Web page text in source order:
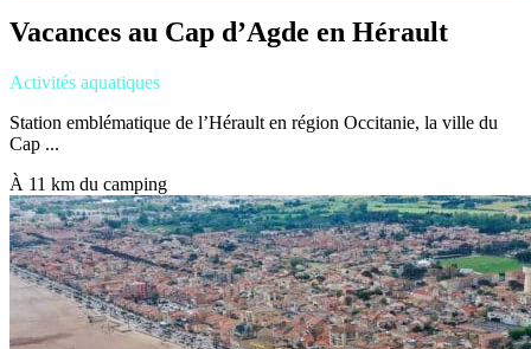
Vacances au Cap d’Agde en Hérault
Activités aquatiques
Station emblématique de l’Hérault en région Occitanie, la ville du
Cap ...
À 11 km du camping